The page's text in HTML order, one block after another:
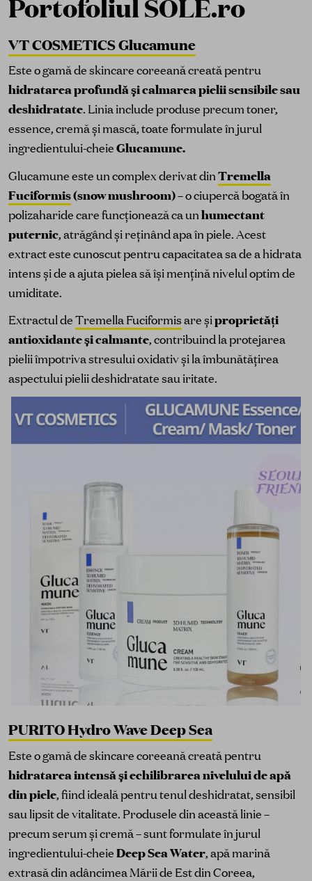
Portofoliul SOLE.ro
VT COSMETICS Glucamune
Este o gamă de skincare coreeană creată pentru
hidratarea profundă și calmarea pielii sensibile sau
deshidratate. Linia include produse precum toner,
essence, cremă și mască, toate formulate în jurul
ingredientului-cheieGlucamune.
Glucamune este un complex derivat dinTremella
Fuciformis(snow mushroom)– o ciupercă bogată în
polizaharide care funcționează ca unhumectant
puternic, atrăgând și reținând apa în piele. Acest
extract este cunoscut pentru capacitatea sa de a hidrata
intens și de a ajuta pielea să își mențină nivelul optim de
umiditate.
Extractul deTremella Fuciformisare șiproprietăți
antioxidante și calmante, contribuind la protejarea
pielii împotriva stresului oxidativ și la îmbunătățirea
aspectului pielii deshidratate sau iritate.
PURITO Hydro Wave Deep Sea
Este o gamă de skincare coreeană creată pentru
hidratarea intensă și echilibrarea nivelului de apă
din piele, fiind ideală pentru tenul deshidratat, sensibil
sau lipsit de vitalitate. Produsele din această linie –
precum serum și cremă – sunt formulate în jurul
ingredientului-cheieDeep Sea Water, apă marină
extrasă din adâncimea Mării de Est din Coreea,